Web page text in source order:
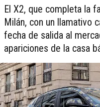
El X2, que completa la
Milán, con un llamativo
fecha de salida al
apariciones de la casa